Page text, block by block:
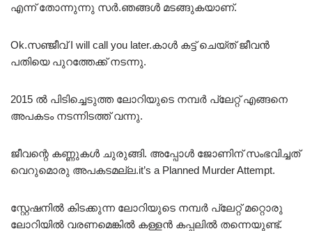
എന്ന് തോന്നുന്നു സർ.ഞങ്ങൾ മടങ്ങുകയാണ്.
Ok.സഞ്ജീവ് I will call you later.കാൾ കട്ട്‌ ചെയ്ത് ജീവൻ
പതിയെ പുറത്തേക്ക് നടന്നു.
2015 ൽ പിടിച്ചെടുത്ത ലോറിയുടെ നമ്പർ പ്ലേറ്റ് എങ്ങനെ
അപകടം നടന്നിടത്ത് വന്നു.
ജീവന്റെ കണ്ണുകൾ ചുരുങ്ങി. അപ്പോൾ ജോണിന് സംഭവിച്ചത്
വെറുമൊരു അപകടമല്ല.it’s a Planned Murder Attempt.
സ്റ്റേഷനിൽ കിടക്കുന്ന ലോറിയുടെ നമ്പർ പ്ലേറ്റ് മറ്റൊരു
ലോറിയിൽ വരണമെങ്കിൽ കള്ളൻ കപ്പലിൽ തന്നെയുണ്ട്.